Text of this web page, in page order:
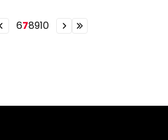
이
678910
이
이